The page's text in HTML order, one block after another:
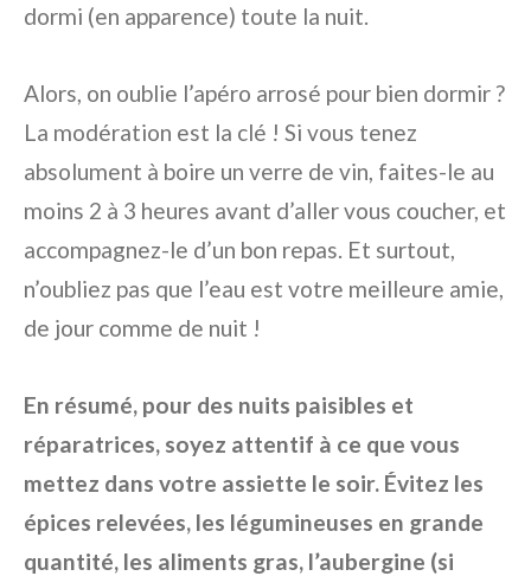
dormi (en apparence) toute la nuit.
Alors, on oublie l’apéro arrosé pour bien dormir ?
La modération est la clé ! Si vous tenez
absolument à boire un verre de vin, faites-le au
moins 2 à 3 heures avant d’aller vous coucher, et
accompagnez-le d’un bon repas. Et surtout,
n’oubliez pas que l’eau est votre meilleure amie,
de jour comme de nuit !
En résumé, pour des nuits paisibles et
réparatrices, soyez attentif à ce que vous
mettez dans votre assiette le soir. Évitez les
épices relevées, les légumineuses en grande
quantité, les aliments gras, l’aubergine (si